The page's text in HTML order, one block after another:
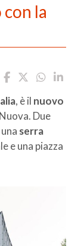
la
, è il nuovo
Due
serra
e una piazza